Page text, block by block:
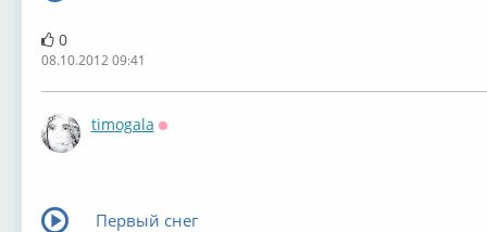
0
08.10.2012 09:41
timogala
Первый снег